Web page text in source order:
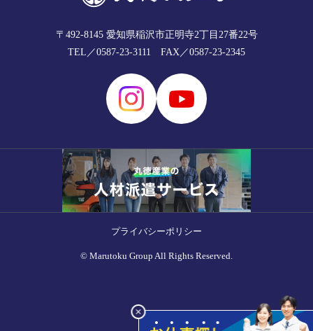
〒492-8145 愛知県稲沢市正明寺2丁目27番22号
TEL／0587-23-3111 FAX／0587-23-2345
プライバシーポリシー
© Marutoku Group All Rights Reserved.